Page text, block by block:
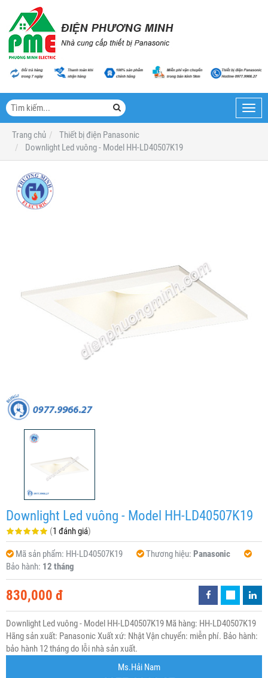
Trang chủ
Thiết bị điện Panasonic
Downlight Led vuông - Model HH-LD40507K19
Downlight Led vuông - Model HH-LD40507K19
(1 đánh giá)
Mã sản phẩm: HH-LD40507K19 Thương hiệu: Panasonic
Bảo hành: 12 tháng
830,000 đ
Downlight Led vuông - Model HH-LD40507K19 Mã hàng: HH-LD40507K19
Hãng sản xuất: Panasonic Xuất xứ: Nhật Vận chuyển: miễn phí. Bảo hành:
bảo hành 12 tháng do lỗi nhà sản xuất.
Ms.Hải Nam